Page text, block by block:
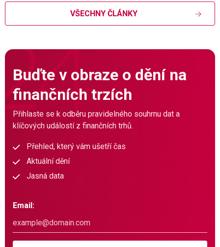
VŠECHNY ČLÁNKY
Buďte v obraze o dění na
finančních trzích
Přihlaste se k odběru pravidelného souhrnu dat a
klíčových událostí z finančních trhů.
Přehled, který vám ušetří čas
Aktuální dění
Jasná data
Email: